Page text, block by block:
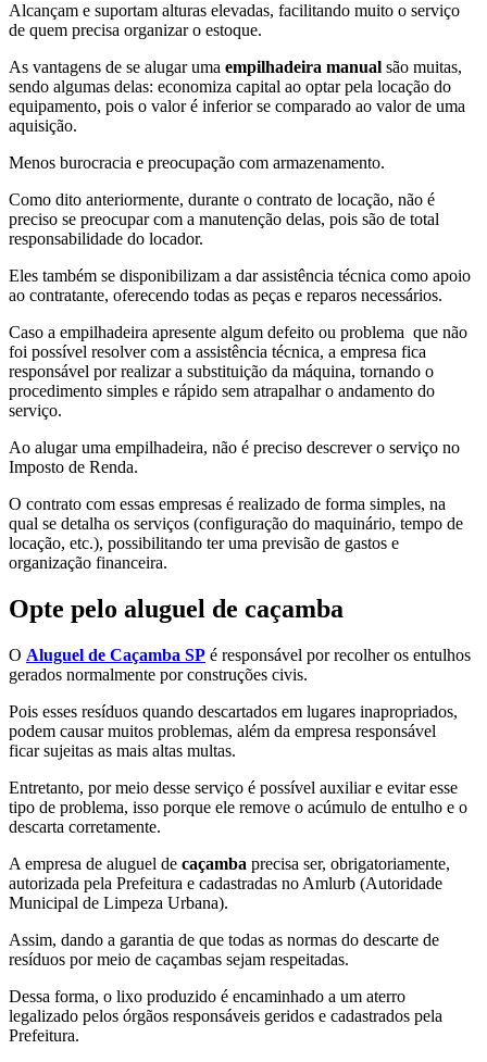
Alcançam e suportam alturas elevadas, facilitando muito o serviço
de quem precisa organizar o estoque.
As vantagens de se alugar uma empilhadeira manual são muitas,
sendo algumas delas: economiza capital ao optar pela locação do
equipamento, pois o valor é inferior se comparado ao valor de uma
aquisição.
Menos burocracia e preocupação com armazenamento.
Como dito anteriormente, durante o contrato de locação, não é
preciso se preocupar com a manutenção delas, pois são de total
responsabilidade do locador.
Eles também se disponibilizam a dar assistência técnica como apoio
ao contratante, oferecendo todas as peças e reparos necessários.
Caso a empilhadeira apresente algum defeito ou problema que não
foi possível resolver com a assistência técnica, a empresa fica
responsável por realizar a substituição da máquina, tornando o
procedimento simples e rápido sem atrapalhar o andamento do
serviço.
Ao alugar uma empilhadeira, não é preciso descrever o serviço no
Imposto de Renda.
O contrato com essas empresas é realizado de forma simples, na
qual se detalha os serviços (configuração do maquinário, tempo de
locação, etc.), possibilitando ter uma previsão de gastos e
organização financeira.
Opte pelo aluguel de caçamba
O Aluguel de Caçamba SP é responsável por recolher os entulhos
gerados normalmente por construções civis.
Pois esses resíduos quando descartados em lugares inapropriados,
podem causar muitos problemas, além da empresa responsável
ficar sujeitas as mais altas multas.
Entretanto, por meio desse serviço é possível auxiliar e evitar esse
tipo de problema, isso porque ele remove o acúmulo de entulho e o
descarta corretamente.
A empresa de aluguel de caçamba precisa ser, obrigatoriamente,
autorizada pela Prefeitura e cadastradas no Amlurb (Autoridade
Municipal de Limpeza Urbana).
Assim, dando a garantia de que todas as normas do descarte de
resíduos por meio de caçambas sejam respeitadas.
Dessa forma, o lixo produzido é encaminhado a um aterro
legalizado pelos órgãos responsáveis geridos e cadastrados pela
Prefeitura.